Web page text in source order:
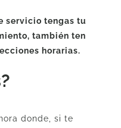
servicio tengas tu
también ten
horarias.
donde, si te